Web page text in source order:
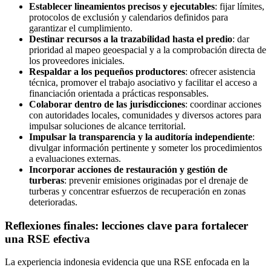
Establecer lineamientos precisos y ejecutables: fijar límites,
protocolos de exclusión y calendarios definidos para
garantizar el cumplimiento.
Destinar recursos a la trazabilidad hasta el predio: dar
prioridad al mapeo geoespacial y a la comprobación directa de
los proveedores iniciales.
Respaldar a los pequeños productores: ofrecer asistencia
técnica, promover el trabajo asociativo y facilitar el acceso a
financiación orientada a prácticas responsables.
Colaborar dentro de las jurisdicciones: coordinar acciones
con autoridades locales, comunidades y diversos actores para
impulsar soluciones de alcance territorial.
Impulsar la transparencia y la auditoría independiente:
divulgar información pertinente y someter los procedimientos
a evaluaciones externas.
Incorporar acciones de restauración y gestión de
turberas: prevenir emisiones originadas por el drenaje de
turberas y concentrar esfuerzos de recuperación en zonas
deterioradas.
Reflexiones finales: lecciones clave para fortalecer
una RSE efectiva
La experiencia indonesia evidencia que una RSE enfocada en la